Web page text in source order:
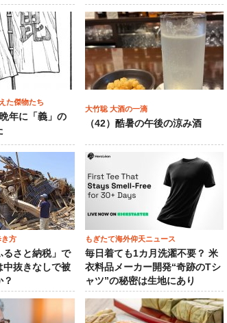
た傑物たち
年に「義」の
大竹聡 大酒の一滴
（42）酷暑の午後の涼み酒
き方
るさと納税」で
抜きなしで被
？
もぎたて海外仰天ニュース
毎日着ても1カ月洗濯不要？ 米
衣料品メーカー開発“奇跡のTシ
ャツ”の秘密は生地にあり